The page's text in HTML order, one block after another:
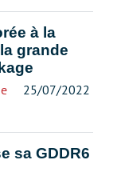
à la
grande
25/07/2022
sa GDDR6